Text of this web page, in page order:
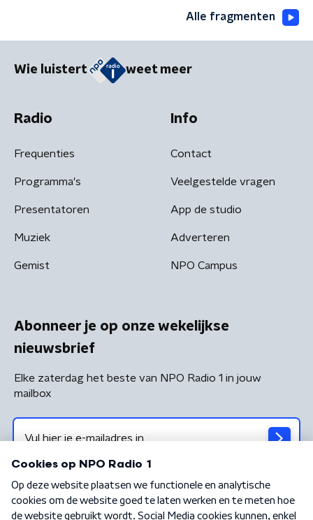
Alle fragmenten
Wie luistert weet meer
Radio
Frequenties
Programma's
Presentatoren
Muziek
Gemist
Info
Contact
Veelgestelde vragen
App de studio
Adverteren
NPO Campus
Abonneer je op onze wekelijkse
nieuwsbrief
Elke zaterdag het beste van NPO Radio 1 in jouw
mailbox